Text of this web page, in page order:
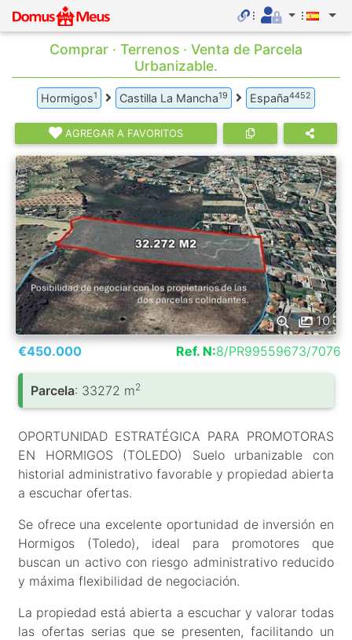
Comprar · Terrenos · Venta de Parcela
Urbanizable.
Hormigos1 Castilla La Mancha19 España4452
AGREGAR A FAVORITOS
10
€450.000
Ref. N:8/PR99559673/7076
Parcela: 33272 m2
OPORTUNIDAD ESTRATÉGICA PARA PROMOTORAS
EN HORMIGOS (TOLEDO) Suelo urbanizable con
historial administrativo favorable y propiedad abierta
a escuchar ofertas.
Se ofrece una excelente oportunidad de inversión en
Hormigos (Toledo), ideal para promotores que
buscan un activo con riesgo administrativo reducido
y máxima flexibilidad de negociación.
La propiedad está abierta a escuchar y valorar todas
las ofertas serias que se presenten, facilitando un